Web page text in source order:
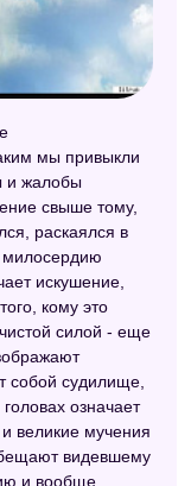
мы привыкли
и жалобы
свыше тому,
раскаялся в
милосердию
искушение,
кому это
силой - еще
собой судилище,
означает
великие мучения
видевшему
и вообще